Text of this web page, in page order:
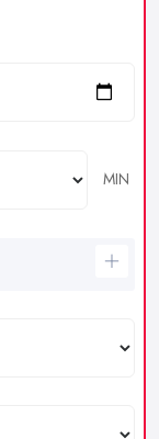
MIN